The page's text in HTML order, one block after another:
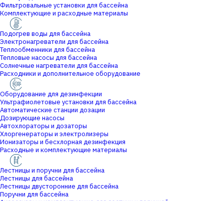
Фильтровальные установки для бассейна
Комплектующие и расходные материалы
Подогрев воды для бассейна
Электронагреватели для бассейна
Теплообменники для бассейна
Тепловые насосы для бассейна
Солнечные нагреватели для бассейна
Расходники и дополнительное оборудование
Оборудование для дезинфекции
Ультрафиолетовые установки для бассейна
Автоматические станции дозации
Дозирующие насосы
Автохлораторы и дозаторы
Хлоргенераторы и электролизеры
Ионизаторы и бесхлорная дезинфекция
Расходные и комплектующие материалы
Лестницы и поручни для бассейна
Лестницы для бассейна
Лестницы двусторонние для бассейна
Поручни для бассейна